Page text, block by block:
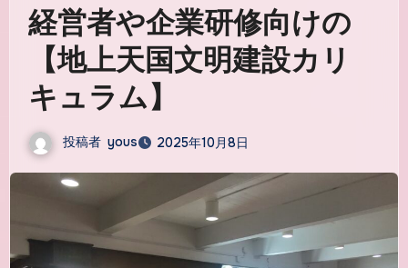
経営者や企業研修向けの
【地上天国文明建設カリ
キュラム】
投稿者 yous 2025年10月8日